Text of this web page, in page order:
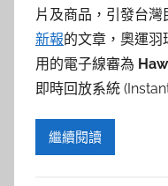
片及商品，引發台
新報的文章，奧運
用的電子線審為
即時回放系統
繼續閱讀